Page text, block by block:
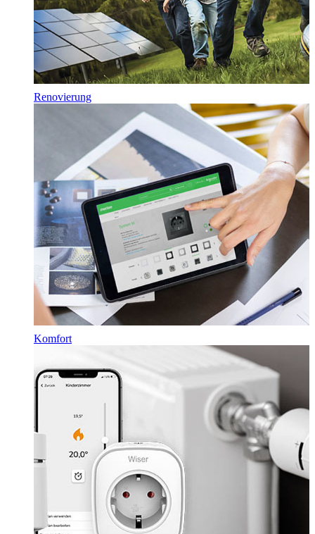
Renovierung
Komfort